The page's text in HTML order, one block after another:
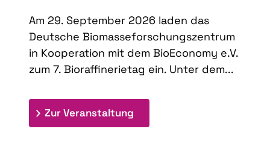
Am 29. September 2026 laden das
Deutsche Biomasseforschungszentrum
in Kooperation mit dem BioEconomy e.V.
zum 7. Bioraffinerietag ein. Unter dem...
Zur Veranstaltung